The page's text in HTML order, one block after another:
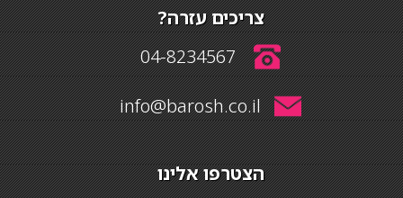
צריכים עזרה?
04-8234567
info@barosh.co.il
הצטרפו אלינו